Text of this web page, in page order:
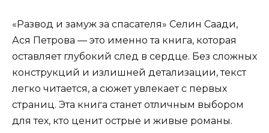
«Развод и замуж за спасателя» Селин Саади,
Ася Петрова — это именно та книга, которая
оставляет глубокий след в сердце. Без сложных
конструкций и излишней детализации, текст
легко читается, а сюжет увлекает с первых
страниц. Эта книга станет отличным выбором
для тех, кто ценит острые и живые романы.